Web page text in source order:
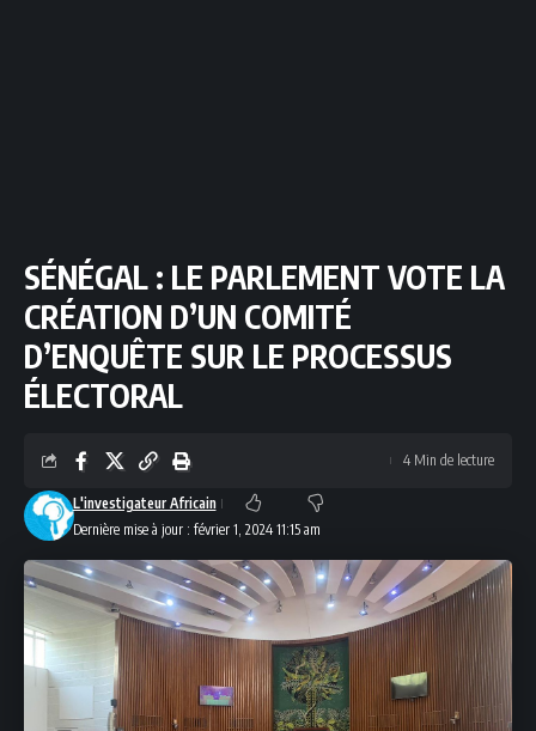
SÉNÉGAL : LE PARLEMENT VOTE LA
CRÉATION D’UN COMITÉ
D’ENQUÊTE SUR LE PROCESSUS
ÉLECTORAL
Dernière mise à jour : février 1, 2024 11:15 am
L'investigateur Africain
4 Min de lecture